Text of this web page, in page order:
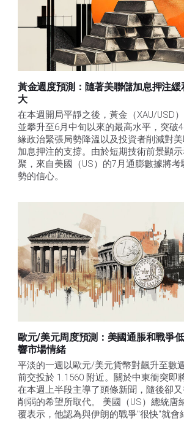
黃金週度預測：隨著美聯儲加息押注緩
大
在本週開局平靜之後，黃金（XAU/USD
並攀升至6月中旬以來的最高水平，突破
緣政治緊張局勢降溫以及投資者削減對美
加息押注的支撐。由於短期技術前景顯
聚，來自美國（US）的7月通膨數據將
勢的信心。
歐元/美元周度預測：美國通脹和戰爭
響市場情緒
平淡的一週以歐元/美元貨幣對飆升至數
前交投於 1.1560 附近。關於中東衝突即
在本週上半段主導了頭條新聞，隨後卻
削弱的希望所取代。 美國（US）總統唐
覆表示，他認為與伊朗的戰爭"很快"就會